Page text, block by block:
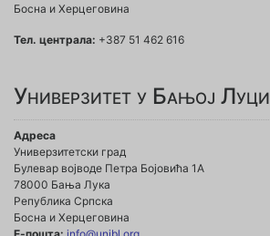
Босна и Херцеговина
Тел. централа: +387 51 462 616
Универзитет у Бањој Луци
Адреса
Универзитетски град
Булевар војводе Петра Бојовића 1А
78000 Бања Лука
Република Српска
Босна и Херцеговина